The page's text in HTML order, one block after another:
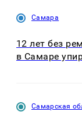
Самара
12 лет без
в Самаре
Самарская